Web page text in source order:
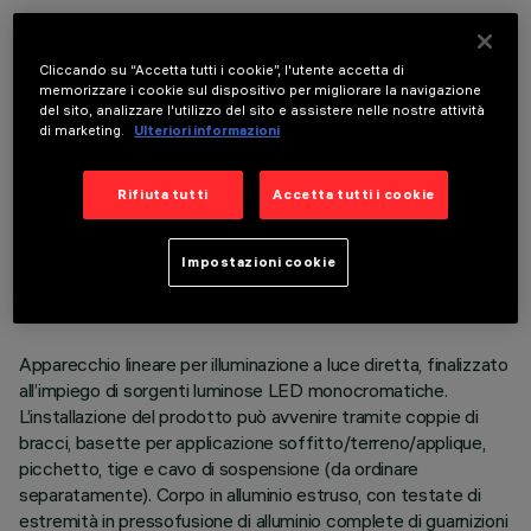
DATI TECNICI
ULTIMO AGGIORNAMENTO: 06/08/2026
DESCRIZIONE
Apparecchio lineare per illuminazione a luce diretta, finalizzato
all’impiego di sorgenti luminose LED monocromatiche.
L’installazione del prodotto può avvenire tramite coppie di
bracci, basette per applicazione soffitto/terreno/applique,
picchetto, tige e cavo di sospensione (da ordinare
separatamente). Corpo in alluminio estruso, con testate di
estremità in pressofusione di alluminio complete di guarnizioni
Cliccando su “Accetta tutti i cookie”, l'utente accetta di
memorizzare i cookie sul dispositivo per migliorare la navigazione
del sito, analizzare l'utilizzo del sito e assistere nelle nostre attività
di marketing.
Ulteriori informazioni
Rifiuta tutti Accetta tutti i cookie
Impostazioni cookie